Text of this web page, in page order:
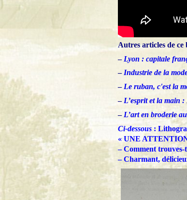
Autres articles de ce
– Lyon : capitale
–Industrie de la
– Le ruban, c'est la
– L’esprit et la main
– L’art en broderie
Ci-dessous :
« UNE
– Comment
– Charmant,